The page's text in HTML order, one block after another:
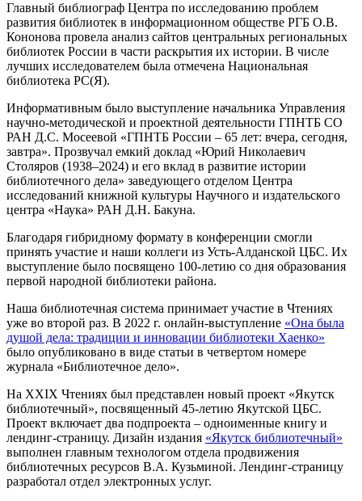
Главный библиограф Центра по исследованию проблем
развития библиотек в информационном обществе РГБ О.В.
Кононова провела анализ сайтов центральных региональных
библиотек России в части раскрытия их истории. В числе
лучших исследователем была отмечена Национальная
библиотека РС(Я).
Информативным было выступление начальника Управления
научно-методической и проектной деятельности ГПНТБ СО
РАН Д.С. Мосеевой «ГПНТБ России – 65 лет: вчера, сегодня,
завтра». Прозвучал емкий доклад «Юрий Николаевич
Столяров (1938–2024) и его вклад в развитие истории
библиотечного дела» заведующего отделом Центра
исследований книжной культуры Научного и издательского
центра «Наука» РАН Д.Н. Бакуна.
Благодаря гибридному формату в конференции смогли
принять участие и наши коллеги из Усть-Алданской ЦБС. Их
выступление было посвящено 100-летию со дня образования
первой народной библиотеки района.
Наша библиотечная система принимает участие в Чтениях
уже во второй раз. В 2022 г. онлайн-выступление «Она была
душой дела: традиции и инновации библиотеки Хаенко»
было опубликовано в виде статьи в четвертом номере
журнала «Библиотечное дело».
На XXIX Чтениях был представлен новый проект «Якутск
библиотечный», посвященный 45-летию Якутской ЦБС.
Проект включает два подпроекта – одноименные книгу и
лендинг-страницу. Дизайн издания «Якутск библиотечный»
выполнен главным технологом отдела продвижения
библиотечных ресурсов В.А. Кузьминой. Лендинг-страницу
разработал отдел электронных услуг.